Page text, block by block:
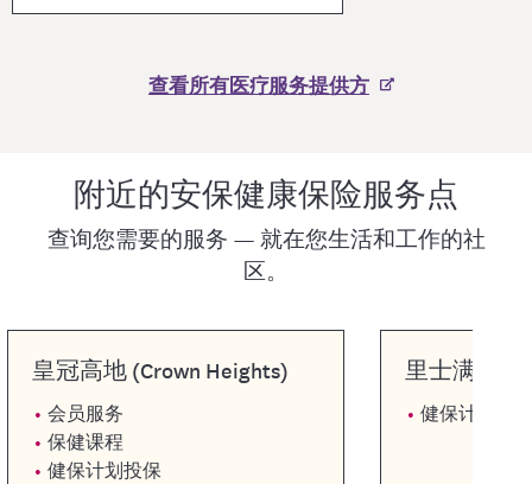
查看所有医疗服务提供方
附近的安保健康保险服务点
查询您需要的服务 — 就在您生活和工作的社
区。
皇冠高地 (Crown Heights)
会员服务
保健课程
健保计划投保
里士满山
健保计划投